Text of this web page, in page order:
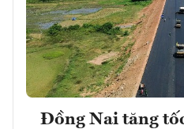
Đồng Nai tăng